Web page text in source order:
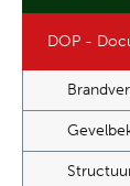
DOP -